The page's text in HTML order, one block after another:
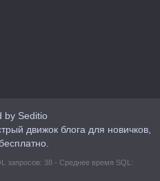
by Seditio
движок блога для новичков,
запросов: 38 - Среднее время SQL: